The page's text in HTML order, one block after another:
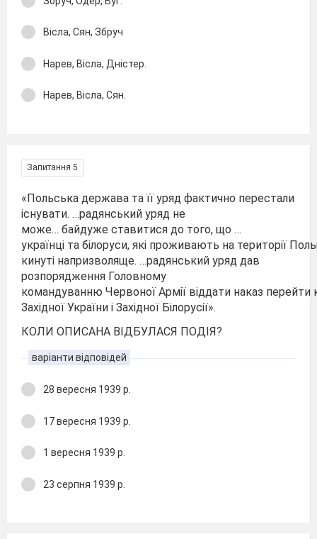
Вісла, Сян, Збруч
Нарев, Вісла, Дністер.
Нарев, Вісла, Сян.
Запитання 5
«Польська держава та її уряд фактично перестали
існувати. …радянський уряд не
може… байдуже ставитися до того, що …
українці та білоруси, які проживають на території
кинуті напризволяще. …радянський уряд дав
розпорядження Головному
командуванню Червоної Армії віддати наказ перейти
Західної України і Західної Білорусії».
КОЛИ ОПИСАНА ВІДБУЛАСЯ ПОДІЯ?
варіанти відповідей
28 вересня 1939 р.
17 вересня 1939 р.
1 вересня 1939 р.
23 серпня 1939 р.